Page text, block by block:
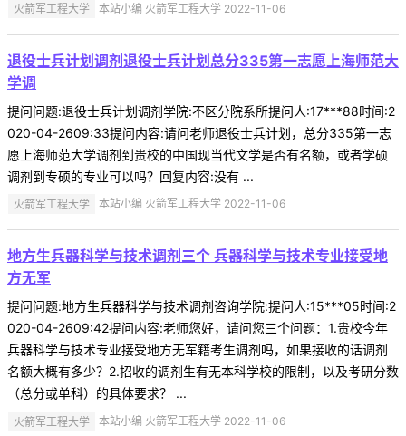
火箭军工程大学 本站小编 火箭军工程大学 2022-11-06
退役士兵计划调剂退役士兵计划总分335第一志愿上海师范大
学调
提问问题:退役士兵计划调剂学院:不区分院系所提问人:17***88时间:2
020-04-2609:33提问内容:请问老师退役士兵计划，总分335第一志
愿上海师范大学调剂到贵校的中国现当代文学是否有名额，或者学硕
调剂到专硕的专业可以吗？回复内容:没有 ...
火箭军工程大学 本站小编 火箭军工程大学 2022-11-06
地方生兵器科学与技术调剂三个 兵器科学与技术专业接受地
方无军
提问问题:地方生兵器科学与技术调剂咨询学院:提问人:15***05时间:2
020-04-2609:42提问内容:老师您好，请问您三个问题：1.贵校今年
兵器科学与技术专业接受地方无军籍考生调剂吗，如果接收的话调剂
名额大概有多少？2.招收的调剂生有无本科学校的限制，以及考研分数
（总分或单科）的具体要求？ ...
火箭军工程大学 本站小编 火箭军工程大学 2022-11-06